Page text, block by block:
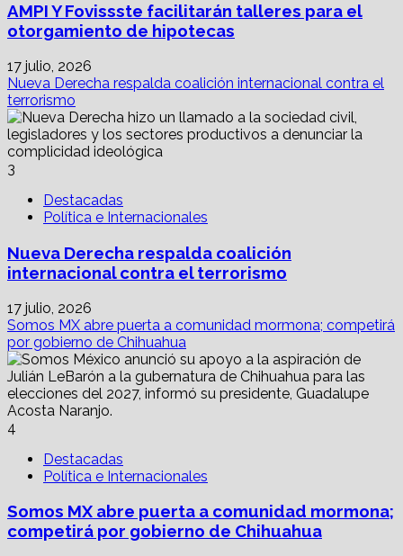
AMPI Y Fovissste facilitarán talleres para el
otorgamiento de hipotecas
17 julio, 2026
Nueva Derecha respalda coalición internacional contra el
terrorismo
3
Destacadas
Política e Internacionales
Nueva Derecha respalda coalición
internacional contra el terrorismo
17 julio, 2026
Somos MX abre puerta a comunidad mormona; competirá
por gobierno de Chihuahua
4
Destacadas
Política e Internacionales
Somos MX abre puerta a comunidad mormona;
competirá por gobierno de Chihuahua